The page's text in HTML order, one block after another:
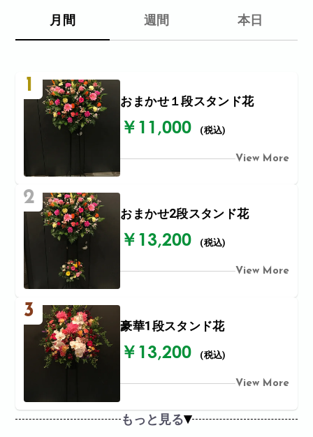
月間 週間 本日
1
おまかせ１段スタンド花
￥11,000 (税込)
View More
2
おまかせ2段スタンド花
￥13,200 (税込)
View More
3
豪華1段スタンド花
￥13,200 (税込)
View More
もっと見る